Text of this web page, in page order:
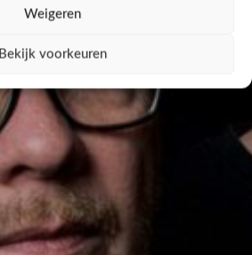
Weigeren
Bekijk voorkeuren